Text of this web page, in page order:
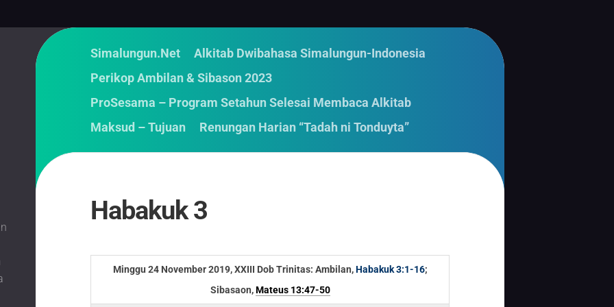
Simalungun.Net
Alkitab Dwibahasa Simalungun-Indonesia
Perikop Ambilan & Sibason 2023
ProSesama – Program Setahun Selesai Membaca Alkitab
Maksud – Tujuan
Renungan Harian “Tadah ni Tonduyta”
Habakuk 3
Minggu 24 November 2019, XXIII Dob Trinitas: Ambilan,Habakuk 3:1-16;
Sibasaon,Mateus 13:47-50